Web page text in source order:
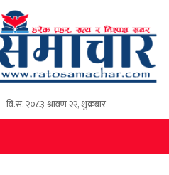
वि.स.२०८३ श्रावण २२, शुक्रबार